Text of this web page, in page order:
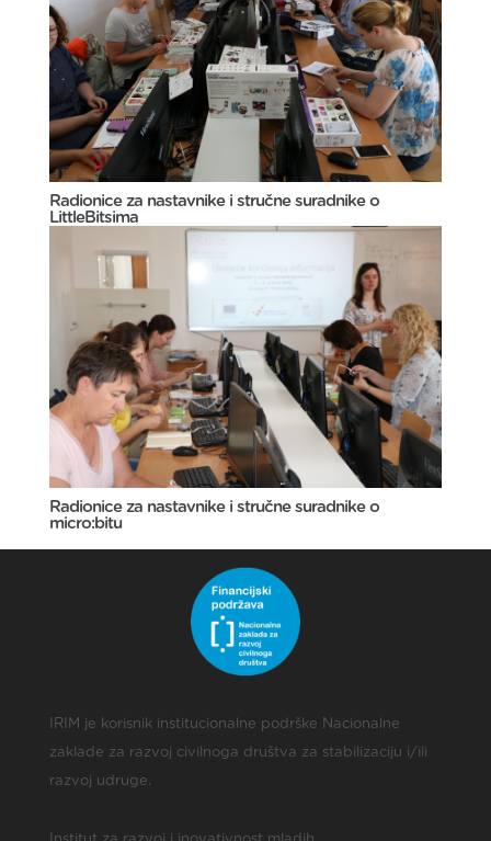
Radionice za nastavnike i stručne suradnike o
LittleBitsima
Radionice za nastavnike i stručne suradnike o
micro:bitu
IRIM je korisnik institucionalne podrške Nacionalne
zaklade za razvoj civilnoga društva za stabilizaciju i/ili
razvoj udruge.